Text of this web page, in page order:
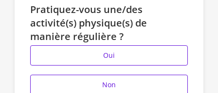
Pratiquez-vous une/des
activité(s) physique(s) de
manière régulière ?
Oui
Non